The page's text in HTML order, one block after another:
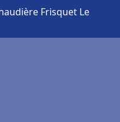
Frisquet Le